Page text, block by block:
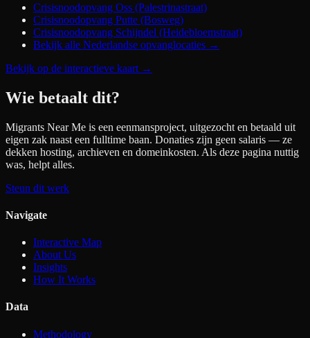
Crisisnoodopvang Oss (Palestrinastraat)
Crisisnoodopvang Putte (Bosweg)
Crisisnoodopvang Schijndel (Heidebloemstraat)
Bekijk alle Nederlandse opvanglocaties →
Bekijk op de interactieve kaart →
Wie betaalt dit?
Migrants Near Me is een eenmansproject, uitgezocht en betaald uit
eigen zak naast een fulltime baan. Donaties zijn geen salaris — ze
dekken hosting, archieven en domeinkosten. Als deze pagina nuttig
was, helpt alles.
Steun dit werk
Navigate
Interactive Map
About Us
Insights
How It Works
Data
Methodology